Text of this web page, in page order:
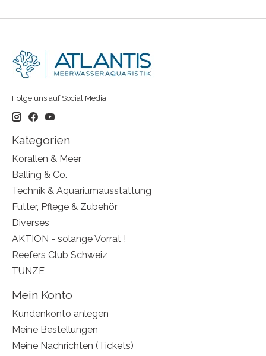
Folge uns auf Social Media
Kategorien
Korallen & Meer
Balling & Co.
Technik & Aquariumausstattung
Futter, Pflege & Zubehör
Diverses
AKTION - solange Vorrat !
Reefers Club Schweiz
TUNZE
Mein Konto
Kundenkonto anlegen
Meine Bestellungen
Meine Nachrichten (Tickets)